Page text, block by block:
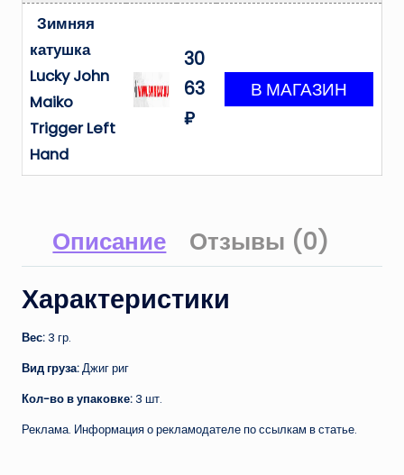
Зимняя
катушка
Lucky John
Maiko
Trigger Left
Hand
30
63
₽
Описание Отзывы (0)
Характеристики
Вес: 3 гр.
Вид груза:Джиг риг
Кол-во в упаковке: 3 шт.
Реклама. Информация о рекламодателе по ссылкам в статье.